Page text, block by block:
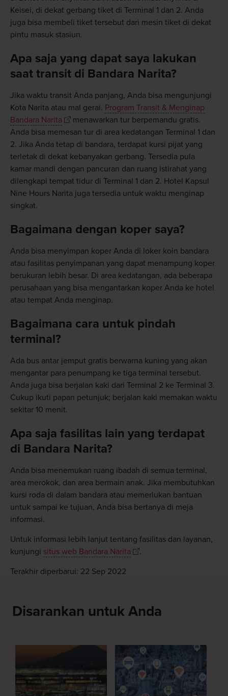
Keisei, di dekat gerbang tiket di Terminal 1 dan 2. Anda
juga bisa membeli tiket tersebut dari mesin tiket di dekat
pintu masuk stasiun.
Apa saja yang dapat saya lakukan
saat transit di Bandara Narita?
Jika waktu transit Anda panjang, Anda bisa mengunjungi
Kota Narita atau mal gerai. Program Transit & Menginap
Bandara Narita
menawarkan tur berpemandu gratis.
Anda bisa memesan tur di area kedatangan Terminal 1 dan
2. Jika Anda tetap di bandara, terdapat kursi pijat yang
terletak di dekat kebanyakan gerbang. Tersedia pula
kamar mandi dengan pancuran dan ruang istirahat yang
dilengkapi tempat tidur di Terminal 1 dan 2. Hotel Kapsul
Nine Hours Narita juga tersedia untuk waktu menginap
singkat.
Bagaimana dengan koper saya?
Anda bisa menyimpan koper Anda di loker koin bandara
atau fasilitas penyimpanan yang dapat menampung koper
berukuran lebih besar. Di area kedatangan, ada beberapa
perusahaan yang bisa mengantarkan koper Anda ke hotel
atau tempat Anda menginap.
Bagaimana cara untuk pindah
terminal?
Ada bus antar jemput gratis berwarna kuning yang akan
mengantar para penumpang ke tiga terminal tersebut.
Anda juga bisa berjalan kaki dari Terminal 2 ke Terminal 3.
Cukup ikuti papan petunjuk; berjalan kaki memakan waktu
sekitar 10 menit.
Apa saja fasilitas lain yang terdapat
di Bandara Narita?
Anda bisa menemukan ruang ibadah di semua terminal,
area merokok, dan area bermain anak. Jika membutuhkan
kursi roda di dalam bandara atau memerlukan bantuan
untuk sampai ke tujuan, Anda bisa bertanya di meja
informasi.
Untuk informasi lebih lanjut tentang fasilitas dan layanan,
kunjungi situs web Bandara Narita
.
Terakhir diperbarui: 22 Sep 2022
Disarankan untuk Anda